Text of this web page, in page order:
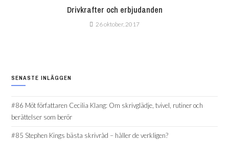
Drivkrafter och erbjudanden
26 oktober, 2017
SENASTE INLÄGGEN
#86 Möt författaren Cecilia Klang: Om skrivglädje, tvivel, rutiner och
berättelser som berör
#85 Stephen Kings bästa skrivråd – håller de verkligen?